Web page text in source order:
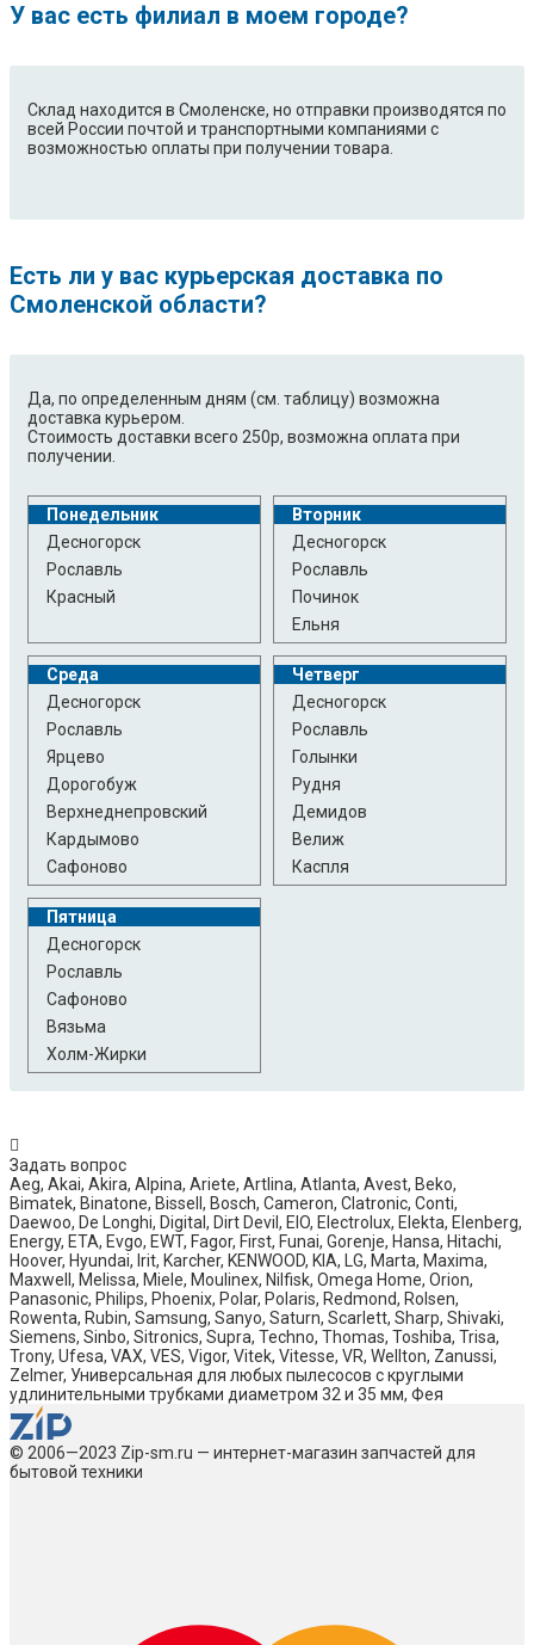
У вас есть филиал в моем городе?
Склад находится в Смоленске, но отправки производятся по
всей России почтой и транспортными компаниями с
возможностью оплаты при получении товара.
Есть ли у вас курьерская доставка по
Смоленской области?
Да, по определенным дням (см. таблицу) возможна
доставка курьером.
Стоимость доставки всего 250р, возможна оплата при
получении.
Понедельник
Десногорск
Рославль
Красный
Вторник
Десногорск
Рославль
Починок
Ельня
Среда
Десногорск
Рославль
Ярцево
Дорогобуж
Верхнеднепровский
Кардымово
Сафоново
Четверг
Десногорск
Рославль
Голынки
Рудня
Демидов
Велиж
Каспля
Пятница
Десногорск
Рославль
Сафоново
Вязьма
Холм-Жирки
Задать вопрос
Aeg, Akai, Akira, Alpina, Ariete, Artlina, Atlanta, Avest, Beko,
Bimatek, Binatone, Bissell, Bosch, Cameron, Clatronic, Conti,
Daewoo, De Longhi, Digital, Dirt Devil, EIO, Electrolux, Elekta, Elenberg,
Energy, ETA, Evgo, EWT, Fagor, First, Funai, Gorenje, Hansa, Hitachi,
Hoover, Hyundai, Irit, Karcher, KENWOOD, KIA, LG, Marta, Maxima,
Maxwell, Melissa, Miele, Moulinex, Nilfisk, Omega Home, Orion,
Panasonic, Philips, Phoenix, Polar, Polaris, Redmond, Rolsen,
Rowenta, Rubin, Samsung, Sanyo, Saturn, Scarlett, Sharp, Shivaki,
Siemens, Sinbo, Sitronics, Supra, Techno, Thomas, Toshiba, Trisa,
Trony, Ufesa, VAX, VES, Vigor, Vitek, Vitesse, VR, Wellton, Zanussi,
Zelmer, Универсальная для любых пылесосов с круглыми
удлинительными трубками диаметром 32 и 35 мм, Фея
© 2006—2023 Zip-sm.ru — интернет-магазин запчастей для
бытовой техники